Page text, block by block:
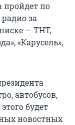
пройдет по
за
— ТНТ,
«Карусель»,
автобусов,
будет
новостных